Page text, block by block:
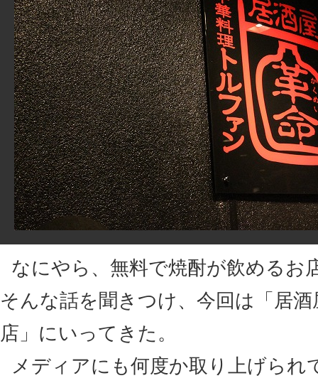
なにやら、無料で焼酎が飲めるお
そんな話を聞きつけ、今回は「居
店」にいってきた。
メディアにも何度か取り上げられ